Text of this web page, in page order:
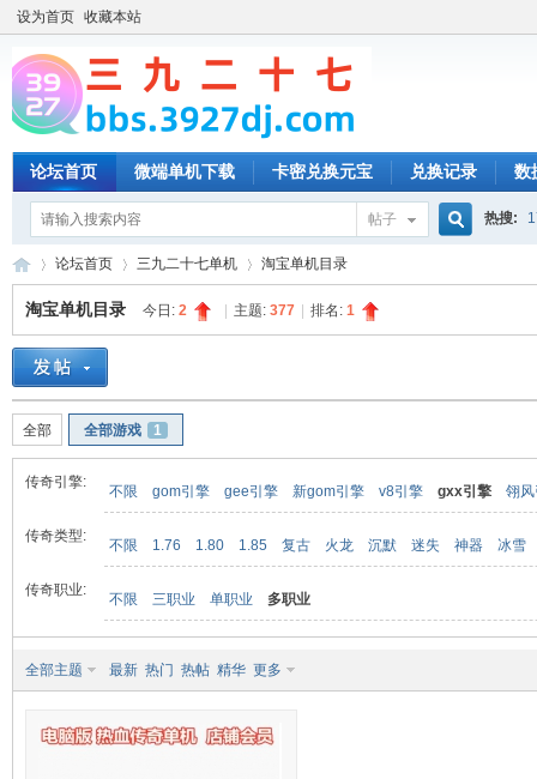
设为首页 收藏本站
论坛首页 微端单机下载 卡密兑换元宝 兑换记录 数
帖子 热搜:
»
论坛首页 三九二十七单机 淘宝单机目录
淘宝单机目录 今日: 2 主题: 377 排名: 1
全部 全部游戏 1
传奇引擎:
不限 gom引擎 gee引擎 新gom引擎 v8引擎 gxx引擎 翎
传奇类型:
不限 1.76 1.80 1.85 复古 火龙 沉默 迷失 神器 冰雪
传奇职业:
不限 三职业 单职业 多职业
全部主题 最新 热门 热帖 精华 更多